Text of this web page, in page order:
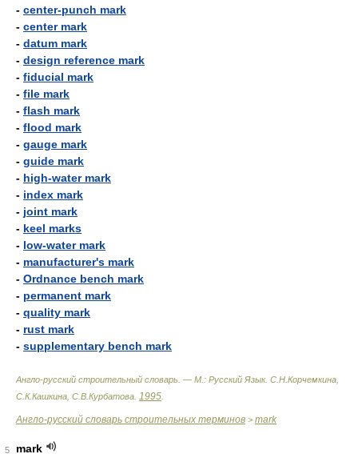
- center-punch mark
- center mark
- datum mark
- design reference mark
- fiducial mark
- file mark
- flash mark
- flood mark
- gauge mark
- guide mark
- high-water mark
- index mark
- joint mark
- keel marks
- low-water mark
- manufacturer's mark
- Ordnance bench mark
- permanent mark
- quality mark
- rust mark
- supplementary bench mark
Англо-русский строительный словарь. — М.: Русский Язык. С.Н.Корчемкина,
С.К.Кашкина, С.В.Курбатова 1995
Англо-русский словарь строительных терминов > mark
5
mark